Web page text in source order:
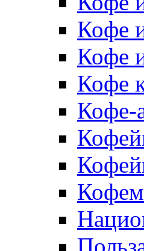
Кофе
Кофе
Кофе
Кофе-